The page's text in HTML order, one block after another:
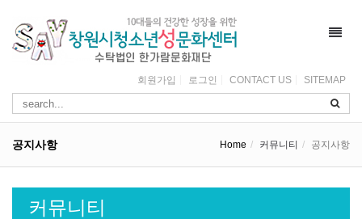
회원가입 로그인 CONTACT US SITEMAP
공지사항 Home 커뮤니티 공지사항
커뮤니티